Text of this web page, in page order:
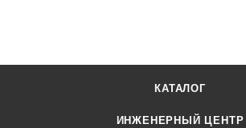
КАТАЛОГ
ИНЖЕНЕРНЫЙ ЦЕНТР